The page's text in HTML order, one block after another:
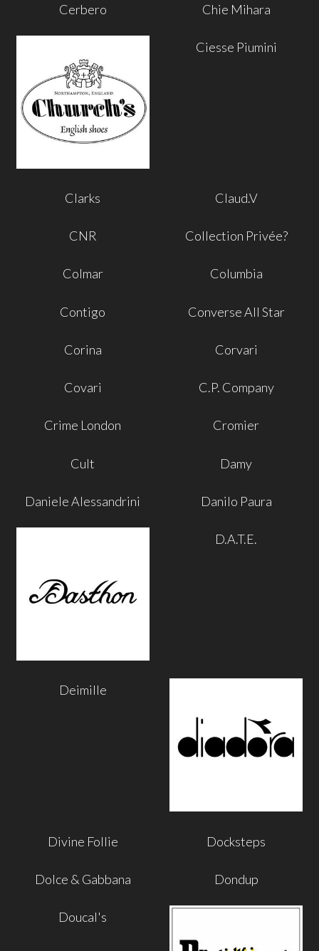
Cerbero Chie Mihara
Ciesse Piumini
Clarks Claud.V
CNR Collection Privée?
Colmar Columbia
Contigo Converse All Star
Corina Corvari
Covari C.P. Company
Crime London Cromier
Cult Damy
Daniele Alessandrini Danilo Paura
D.A.T.E.
Deimille
Divine Follie Docksteps
Dolce & Gabbana Dondup
Doucal's